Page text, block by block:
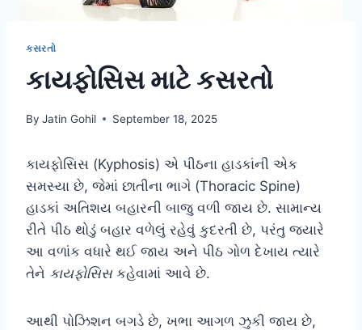
કસરતો
કાયફોસિસ માટે કસરતો
By Jatin Gohil September 18, 2025
કાયફોસિસ (Kyphosis) એ પીઠના હાડકાંની એક
સમસ્યા છે, જેમાં છાતીના ભાગે (Thoracic Spine)
હાડકાં અતિશય બહારની બાજુ વળી જાય છે. સામાન્ય
રીતે પીઠ થોડું બહાર વળેલું રહેવું કુદરતી છે, પરંતુ જ્યારે
આ વળાંક વધારે થઈ જાય અને પીઠ ગોળ દેખાય ત્યારે
તેને કાયફોસિસકહેવામાં આવે છે.
આથી પોઝિશન બગડે છે, ખભા આગળ ઝુકી જાય છે,